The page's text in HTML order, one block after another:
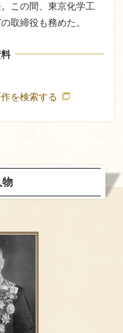
この間、東京化学工
取締役も務めた。
を検索する
物